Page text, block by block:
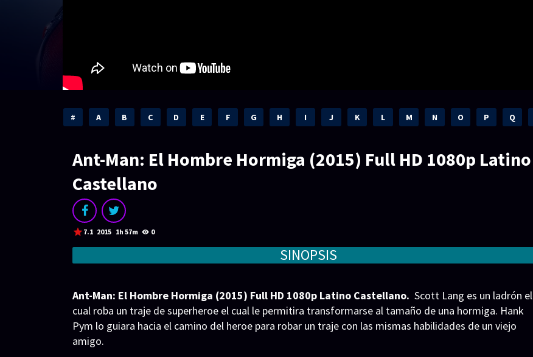
# A B C D E F G H I J K L M N O P Q
Ant-Man: El Hombre Hormiga (2015) Full HD 1080p Latino
Castellano
7.1 2015 1h 57m 0
SINOPSIS
Ant-Man: El Hombre Hormiga (2015) Full HD 1080p Latino Castellano. Scott Lang es un ladrón el
cual roba un traje de superheroe el cual le permitira transformarse al tamaño de una hormiga. Hank
Pym lo guiara hacia el camino del heroe para robar un traje con las mismas habilidades de un viejo
amigo.